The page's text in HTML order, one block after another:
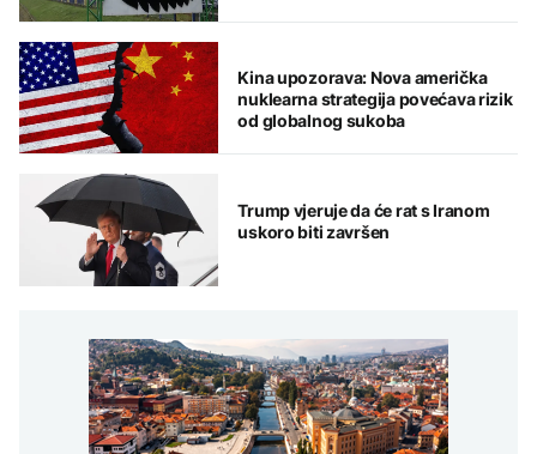
Kina upozorava: Nova američka
nuklearna strategija povećava rizik
od globalnog sukoba
Trump vjeruje da će rat s Iranom
uskoro biti završen